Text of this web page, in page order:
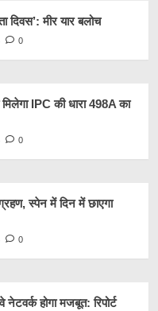
दिवस’: मीर यार बलोच
0
IPC की धारा 498A का
0
स्पेन में दिन में छाएगा
0
होगा मजबूत: रिपोर्ट